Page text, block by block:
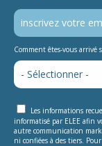
Comment êtes-vous arrivé
Les informations
informatisé par ELEE afin
autre communication
ni confiées à des tiers.